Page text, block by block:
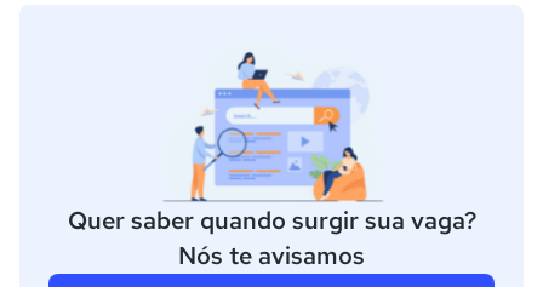
Quer saber quando surgir sua vaga?
Nós te avisamos